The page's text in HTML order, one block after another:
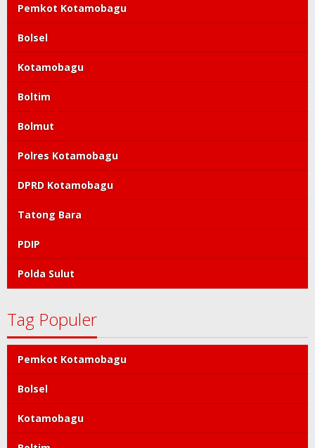
Pemkot Kotamobagu
Bolsel
Kotamobagu
Boltim
Bolmut
Polres Kotamobagu
DPRD Kotamobagu
Tatong Bara
PDIP
Polda Sulut
Tag Populer
Pemkot Kotamobagu
Bolsel
Kotamobagu